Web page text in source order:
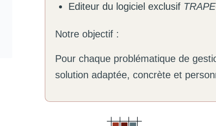
Editeur du logiciel exclusif
Notre objectif :
Pour chaque problématique de
solution adaptée, concrète et